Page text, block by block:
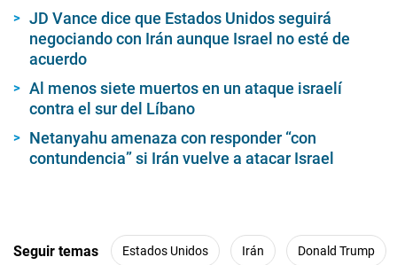
JD Vance dice que Estados Unidos seguirá
negociando con Irán aunque Israel no esté de
acuerdo
Al menos siete muertos en un ataque israelí
contra el sur del Líbano
Netanyahu amenaza con responder “con
contundencia” si Irán vuelve a atacar Israel
Seguir temas Estados Unidos Irán Donald Trump